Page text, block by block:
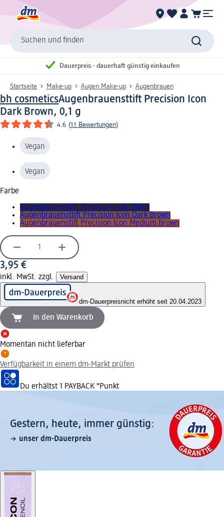
Suchen und finden
Dauerpreis - dauerhaft günstig einkaufen
Startseite Make-up Augen Make-up Augenbrauen
bh cosmeticsAugenbrauensttift Precision Icon
Dark Brown, 0,1 g
4.6 (11 Bewertungen)
Vegan
Vegan
Farbe
Augenbrauenstift Precision Icon Ebony
Augenbrauensttift Precision Icon Dark Brown
Augenbrauenstift Precision Icon Medium Brown
3,95 €
inkl. MwSt. zzgl. Versand
dm-Dauerpreisnicht erhöht seit 20.04.2023
In den Warenkorb
Momentan nicht lieferbar
Verfügbarkeit in einem dm-Markt prüfen
Du erhältst 1 PAYBACK °Punkt
Gestern, heute, immer günstig:
unser dm-Dauerpreis